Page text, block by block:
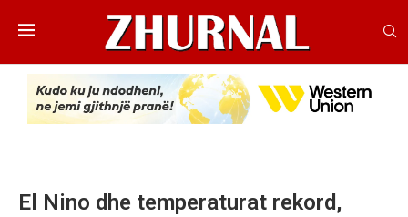
El Nino dhe temperaturat rekord,